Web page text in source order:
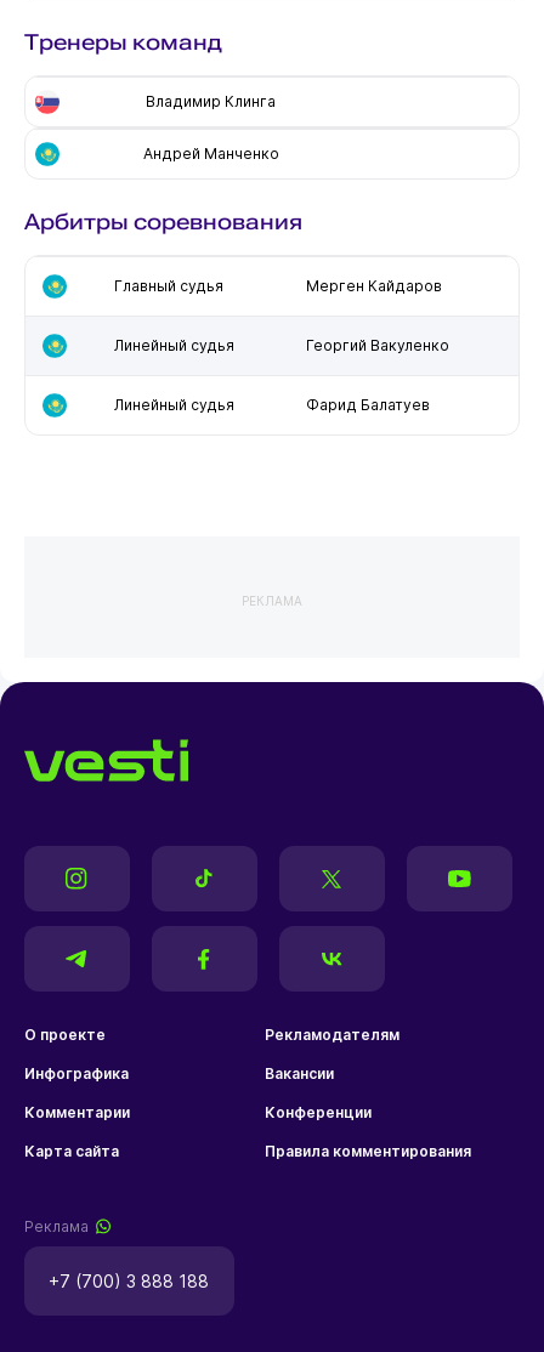
Тренеры команд
Владимир Клинга
Андрей Манченко
Арбитры соревнования
Главный судья Мерген Кайдаров
Линейный судья Георгий Вакуленко
Линейный судья Фарид Балатуев
РЕКЛАМА
О проекте Рекламодателям
Инфографика Вакансии
Комментарии Конференции
Карта сайта Правила комментирования
Реклама
+7 (700) 3 888 188